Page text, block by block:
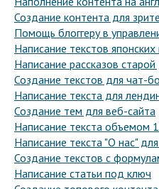
Создание контента для
Помощь блоггеру в
Написание текстов японских
Написание рассказов
Создание текстов для чат-
Написание текста для
Создание тем для веб-сайта
Написание текста объемом
Написание текста "О нас"
Создание текстов с
Написание статьи под ключ